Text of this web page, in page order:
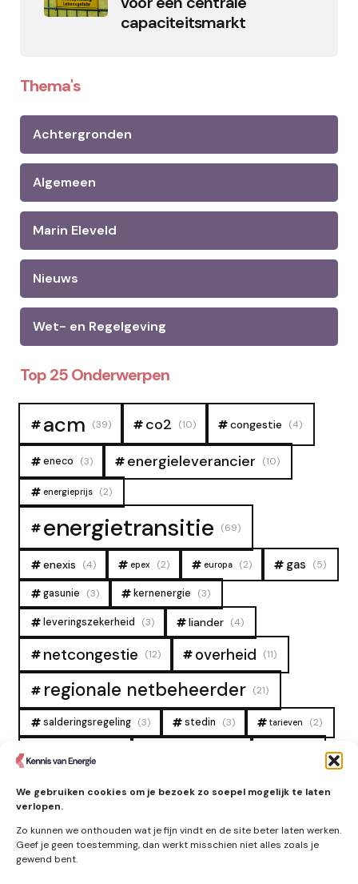
We gebruiken cookies om je bezoek zo soepel mogelijk te laten
verlopen.
Zo kunnen we onthouden wat je fijn vindt en de site beter laten werken.
Geef je geen toestemming, dan werkt misschien niet alles zoals je
gewend bent.
capaciteitsmarkt
Thema's
Achtergronden
Algemeen
Marin Eleveld
Nieuws
Wet- en Regelgeving
Top 25 Onderwerpen
acm (39) co2 (10) congestie (4)
eneco (3) energieleverancier (10)
energieprijs (2)
energietransitie (69)
enexis (4) epex (2) europa (2) gas (5)
gasunie (3) kernenergie (3)
leveringszekerheid (3) liander (4)
netcongestie (12) overheid (11)
regionale netbeheerder (21)
salderingsregeling (3) stedin (3) tarieven (2)
tennet
zonne-energie (9)